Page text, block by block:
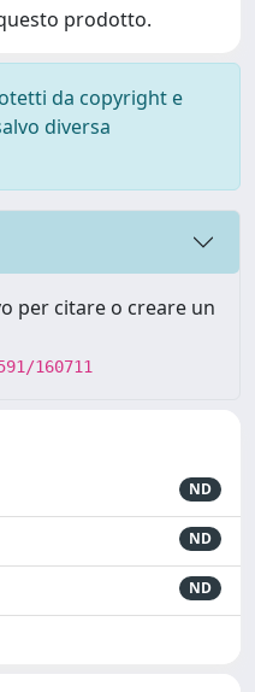
prodotto.
da copyright e
diversa
per citare o creare un
160711
ND
ND
ND